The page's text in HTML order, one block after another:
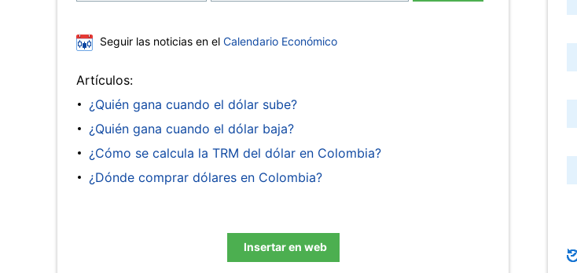
Seguir las noticias en el Calendario Económico
Artículos:
¿Quién gana cuando el dólar sube?
¿Quién gana cuando el dólar baja?
¿Cómo se calcula la TRM del dólar en Colombia?
¿Dónde comprar dólares en Colombia?
Insertar en web